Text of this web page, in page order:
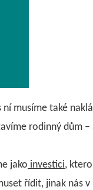
musíme také
rodinný dům
jako investici,
řídit, jinak nás